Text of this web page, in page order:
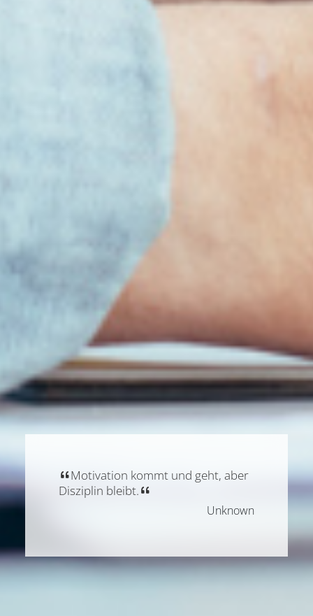
Motivation kommt und geht, aber
Disziplin bleibt.
Unknown